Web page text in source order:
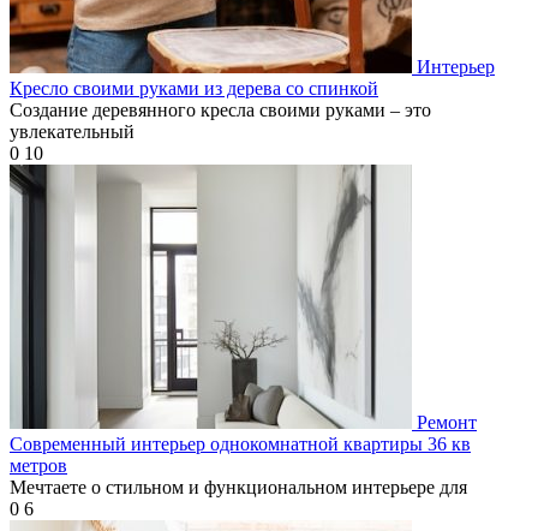
Интерьер
Кресло своими руками из дерева со спинкой
Создание деревянного кресла своими руками – это
увлекательный
0 10
Ремонт
Современный интерьер однокомнатной квартиры 36 кв
метров
Мечтаете о стильном и функциональном интерьере для
0 6